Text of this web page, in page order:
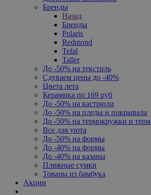
Бренды
Назад
Бренды
Polaris
Redmond
Tefal
Taller
До -50% на текстиль
Сдуваем цены до -40%
Цвета лета
Керамика по 169 руб
До -50% на кастрюли
До -50% на пледы и покрывала
До -50% на термокружки и
Все для уюта
До -50% на формы
До -40% на формы
До -40% на казаны
Пляжные сумки
Товары из бамбука
Акции